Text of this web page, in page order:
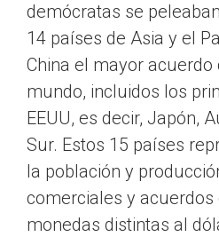
demócratas se
14 países de Asia y el
China el mayor acuerdo
mundo, incluidos los
EEUU, es decir, Japón,
Sur. Estos 15 países
la población y
comerciales y
monedas distintas al